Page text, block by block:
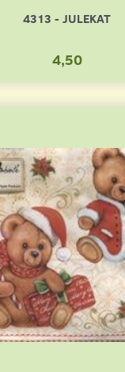
4313 - JULEKAT
4,50